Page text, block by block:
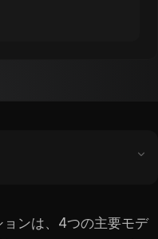
ンは、4つの主要モデ